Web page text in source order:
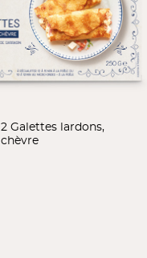
2 Galettes lardons,
chèvre